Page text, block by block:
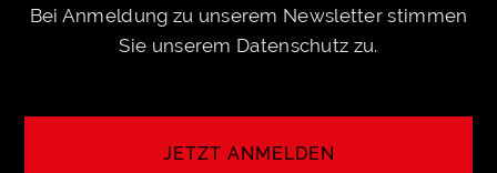
Bei Anmeldung zu unserem Newsletter stimmen
Sie unserem Datenschutz zu.
JETZT ANMELDEN